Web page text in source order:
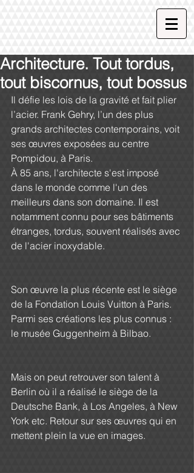
Architecture. Tout tordus,
tout biscornus, tout bossus
Il défie les lois de la gravité et fait plier
l’acier. Frank Gehry, l’un des plus
grands architectes contemporains, voit
ses œuvres exposées au centre
Pompidou, à Paris.
À 85 ans, l'architecte s'est imposé
dans le monde comme l'un des
meilleurs dans son domaine. Il est
notamment connu pour ses bâtiments
étranges, tordus, souvent réalisés avec
de l'acier inoxydable.
Son œuvre la plus récente est le siège
de la Fondation Louis Vuitton à Paris.
Parmi ses créations les plus connus :
le musée Guggenheim à Bilbao.
Mais on peut retrouver son talent à
Berlin où il a réalisé le siège de la
Deutsche Bank, à Los Angeles, à New
York etc. Retour sur ses œuvres qui en
mettent plein la vue en images.